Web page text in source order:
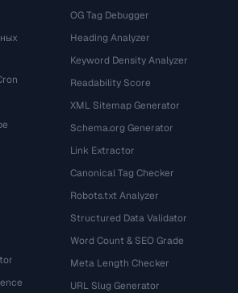
OG Tag Debugger
Heading Analyzer
Keyword Density Analyzer
Readability Score
XML Sitemap Generator
Schema.org Generator
Link Extractor
Canonical Tag Checker
Robots.txt Analyzer
Structured Data Validator
Word Count & SEO Grade
Meta Length Checker
URL Slug Generator